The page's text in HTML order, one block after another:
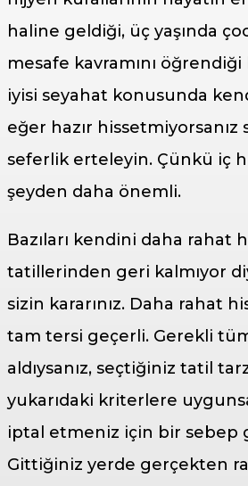
haline geldiği, üç yaşında
mesafe kavramını
iyisi seyahat konusunda
eğer hazır
seferlik erteleyin. Çünkü iç
şeyden daha önemli.
Bazıları kendini daha rahat
tatillerinden geri kalmıyor
sizin kararınız. Daha rahat
tam tersi geçerli. Gerekli
aldıysanız, seçtiğiniz tatil
yukarıdaki kriterlere
iptal etmeniz için bir sebep
Gittiğiniz yerde gerçekten